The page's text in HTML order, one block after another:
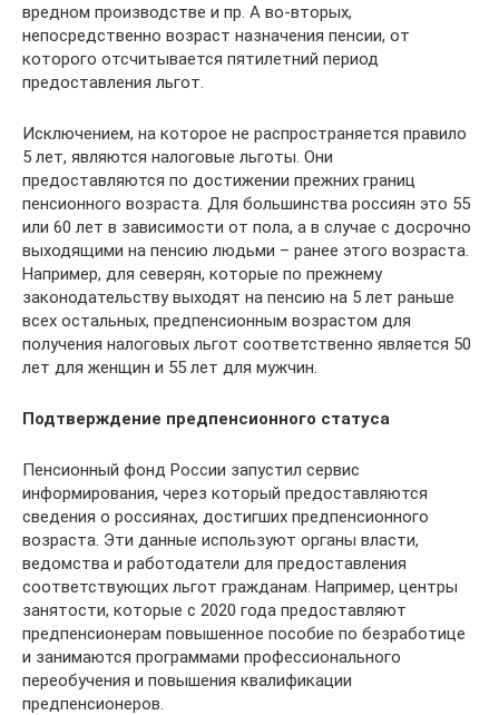
вредном производстве и пр. А во-вторых,
непосредственно возраст назначения пенсии, от
которого отсчитывается пятилетний период
предоставления льгот.
Исключением, на которое не распространяется правило
5 лет, являются налоговые льготы. Они
предоставляются по достижении прежних границ
пенсионного возраста. Для большинства россиян это 55
или 60 лет в зависимости от пола, а в случае с досрочно
выходящими на пенсию людьми – ранее этого возраста.
Например, для северян, которые по прежнему
законодательству выходят на пенсию на 5 лет раньше
всех остальных, предпенсионным возрастом для
получения налоговых льгот соответственно является 50
лет для женщин и 55 лет для мужчин.
Подтверждение предпенсионного статуса
Пенсионный фонд России запустил сервис
информирования, через который предоставляются
сведения о россиянах, достигших предпенсионного
возраста. Эти данные используют органы власти,
ведомства и работодатели для предоставления
соответствующих льгот гражданам. Например, центры
занятости, которые с 2020 года предоставляют
предпенсионерам повышенное пособие по безработице
и занимаются программами профессионального
переобучения и повышения квалификации
предпенсионеров.